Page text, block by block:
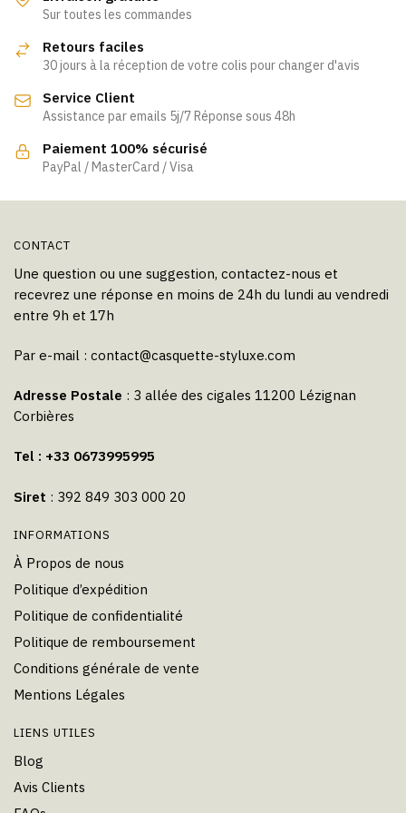
Les
peuvent
choisies
sur
la
page
peuvent
être
Sur toutes les commandes
Retours faciles
30 jours à la réception de votre colis pour changer d'avis
Service Client
Assistance par emails 5j/7 Réponse sous 48h
Paiement 100% sécurisé
PayPal / MasterCard / Visa
CONTACT
Une question ou une suggestion, contactez-nous et
recevrez une réponse en moins de 24h du lundi au vendredi
entre 9h et 17h
Par e-mail : contact@casquette-styluxe.com
Adresse Postale : 3 allée des cigales 11200 Lézignan
Corbières
Tel : +33 0673995995
Siret : 392 849 303 000 20
INFORMATIONS
À Propos de nous
Politique d’expédition
Politique de confidentialité
Politique de remboursement
Conditions générale de vente
Mentions Légales
LIENS UTILES
Blog
Avis Clients